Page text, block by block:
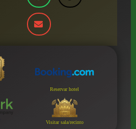
Reservar hotel
Visitar sala/recinto